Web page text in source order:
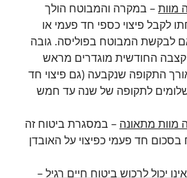
מוות– במקרה והמבוטח הולך
לקבל פיצוי כספי חד פעמי או
לבקשת המבוטח בפוליסה. גובה
החודשית מוגדרים מראש
התקופה שנקבעה (גם פיצוי חד
לתקופה של שנה עד חמש
מוות מתאונה – במסגרת ביטוח זה
בסכום חד פעמי כפיצוי על האובדן
יכול לרכוש ביטוח חיים רגיל–